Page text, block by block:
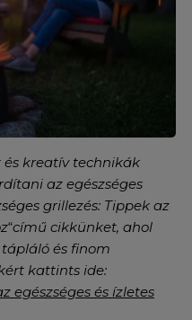
és kreatív technikák
az egészséges
grillezés: Tippek az
“című cikkünket, ahol
és finom
kattints ide:
egészséges és ízletes